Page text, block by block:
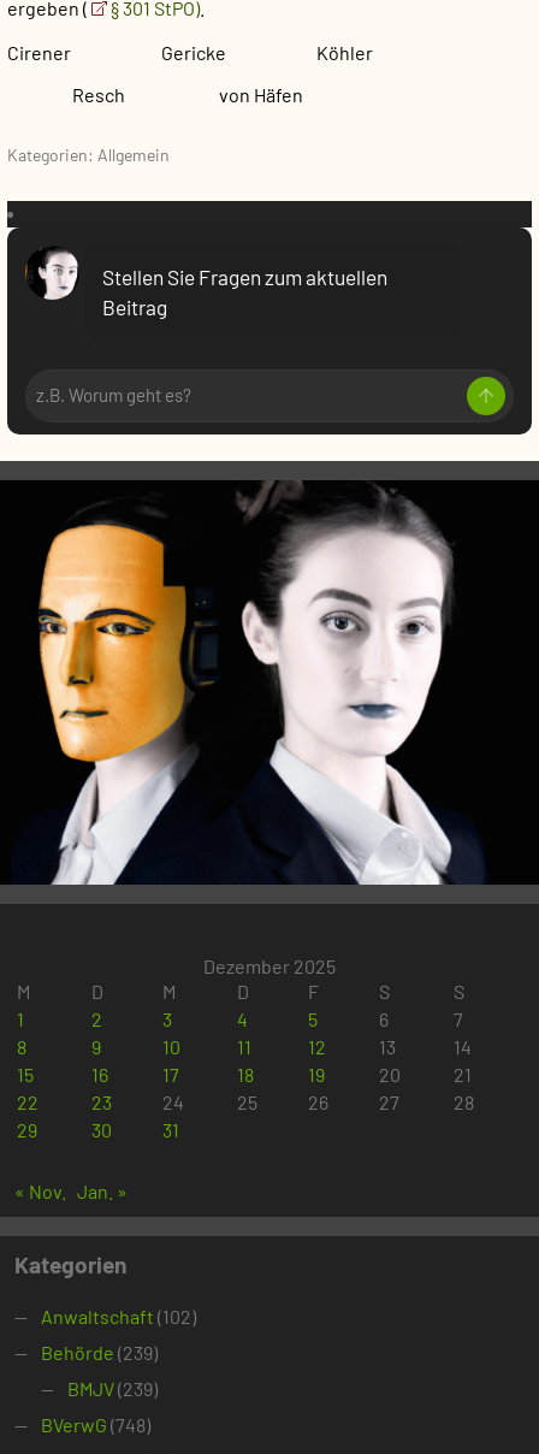
ergeben ( § 301 StPO).
Cirener Gericke Köhler
Resch von Häfen
Kategorien: Allgemein
VR:
Stellen Sie Fragen zum aktuellen
Beitrag
Dezember 2025
M
D M D F S
S
1
2 3 4 5 6
7
8
9 10 11 12 13
14
15
16 17 18 19 20
21
22
23 24 25 26 27
28
29
30 31
« Nov. Jan. »
Kategorien
Anwaltschaft (102)
Behörde (239)
BMJV(239)
BVerwG (748)